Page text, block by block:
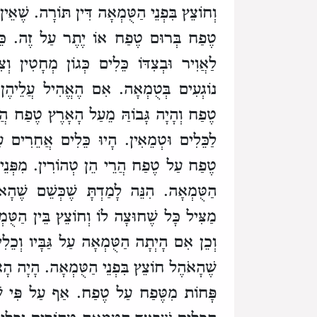
וְחוֹצֵץ בִּפְנֵי הַטֻּמְאָה דִּין תּוֹרָה.
טֶפַח בְּרוּם טֶפַח אוֹ יֶתֶר עַל זֶה.
לַאֲוִיר וּבְצִדּוֹ כֵּלִים כְּגוֹן מְחָטִין
נוֹגְעִים בְּטֻמְאָה. אִם הֶאֱהִיל
טֶפַח וְהָיָה גָּבוֹהַּ מֵעַל הָאָרֶץ טֶפַח
לַכֵּלִים וּטְמֵאִין. הָיוּ כֵּלִים
טֶפַח עַל טֶפַח הֲרֵי הֵן טְהוֹרִין.
הַטֻּמְאָה. הִנֵּה לָמַדְתָּ שֶׁכְּשֵׁם
מַצִּיל כָּל שֶׁחוּצָה לוֹ וְחוֹצֵץ בֵּין
וְכֵן אִם הָיְתָה הַטֻּמְאָה עַל גַּבָּיו
שֶׁהָאֹהֶל חוֹצֵץ בִּפְנֵי הַטֻּמְאָה. הָיָה
פָּחוֹת מִטֶּפַח עַל טֶפַח. אַף עַל פִּי